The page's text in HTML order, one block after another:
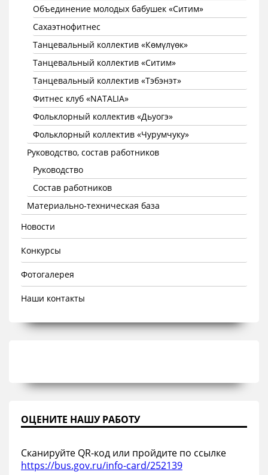
Объединение молодых бабушек «Ситим»
Сахаэтнофитнес
Танцевальный коллектив «Көмүлүөк»
Танцевальный коллектив «Ситим»
Танцевальный коллектив «Тэбэнэт»
Фитнес клуб «NATALIA»
Фольклорный коллектив «Дьуогэ»
Фольклорный коллектив «Чурумчуку»
Руководство, состав работников
Руководство
Состав работников
Материально-техническая база
Новости
Конкурсы
Фотогалерея
Наши контакты
ОЦЕНИТЕ НАШУ РАБОТУ
Сканируйте QR-код или пройдите по ссылке
https://bus.gov.ru/info-card/252139